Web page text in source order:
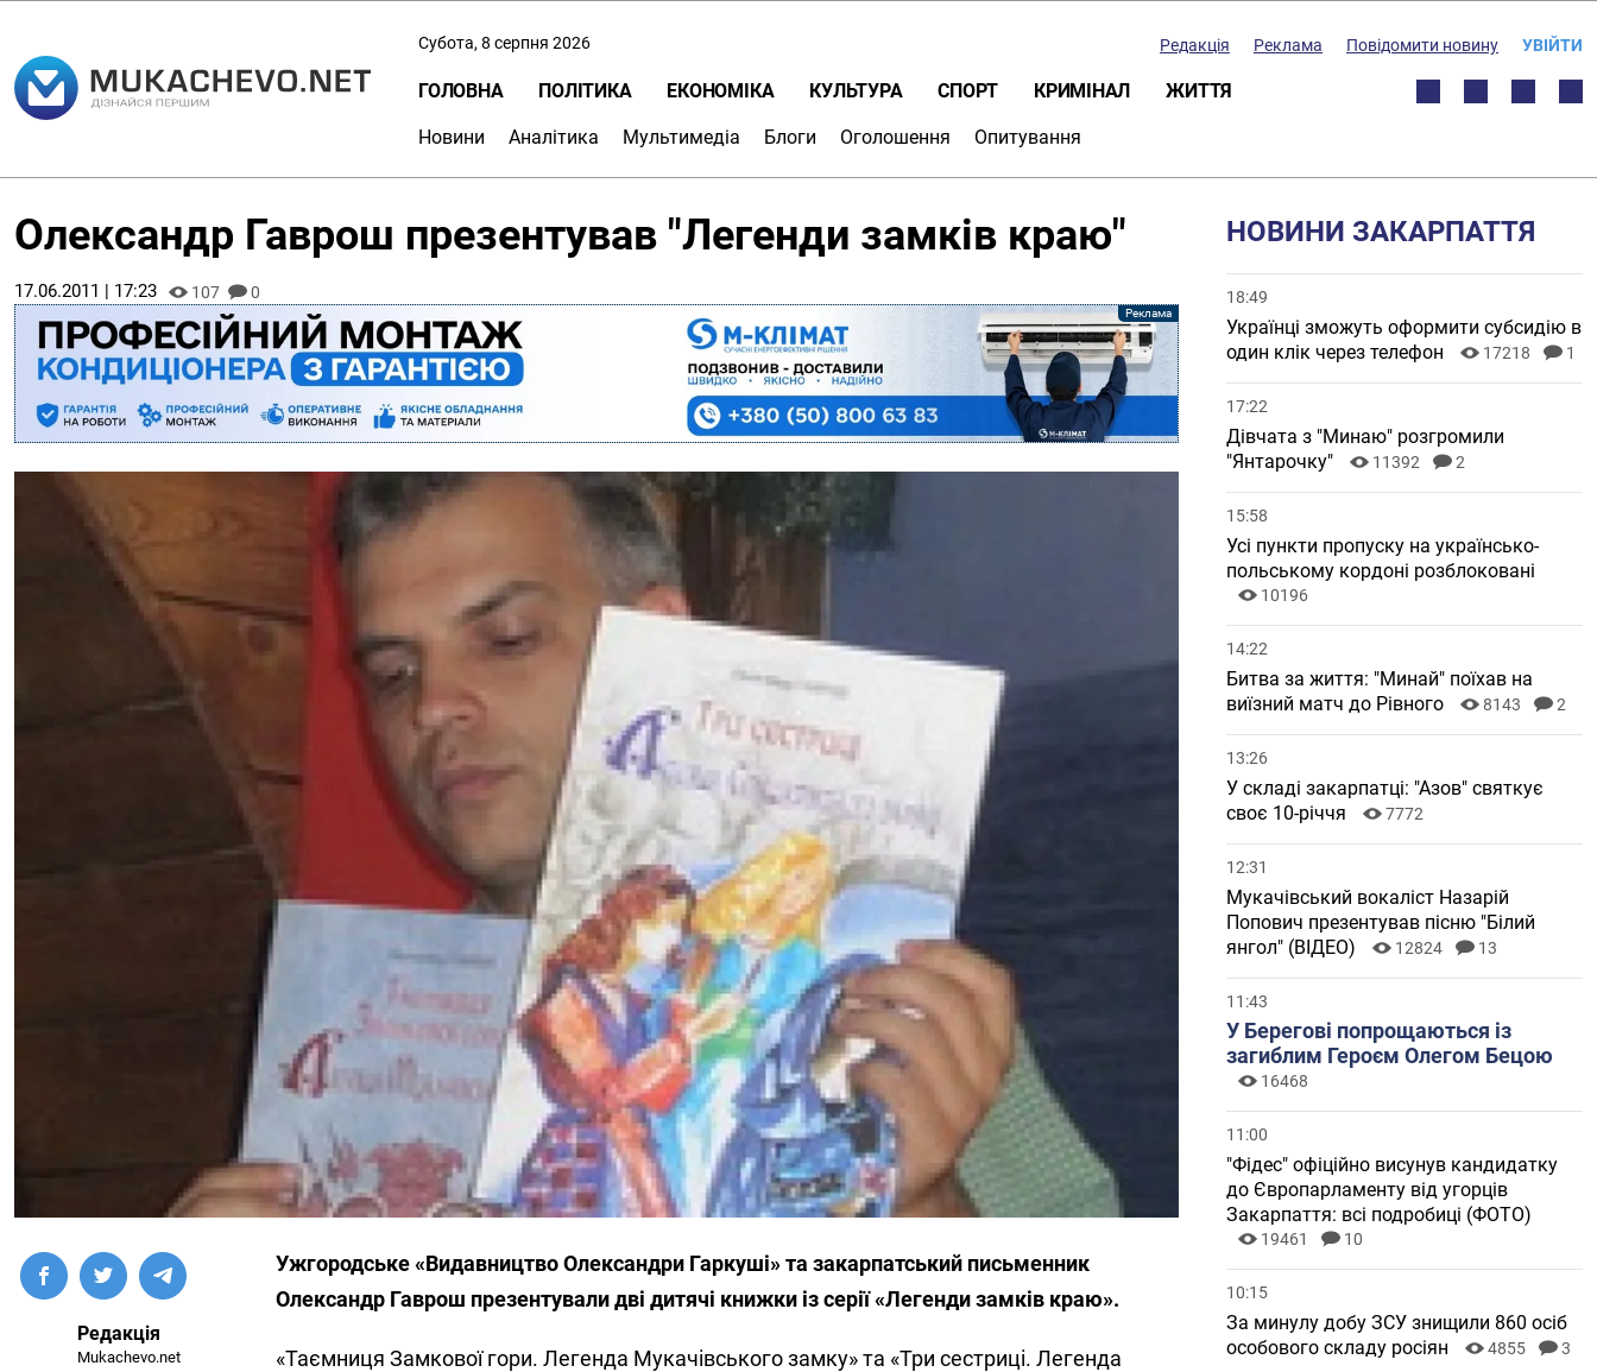
Субота, 8 серпня 2026 Редакція Реклама Повідомити новину УВІЙТИ
ГОЛОВНА ПОЛІТИКА ЕКОНОМІКА КУЛЬТУРА СПОРТ КРИМІНАЛ ЖИТТЯ
Новини Аналітика Мультимедіа Блоги Оголошення Опитування
Олександр Гаврош презентував "Легенди замків краю"
17.06.2011 | 17:23 107 0
Редакція
Mukachevo.net
Ужгородське «Видавництво Олександри Гаркуші» та закарпатський письменник
Олександр Гаврош презентували дві дитячі книжки із серії «Легенди замків краю».
«Таємниця Замкової гори. Легенда Мукачівського замку» та «Три сестриці. Легенда
НОВИНИ ЗАКАРПАТТЯ
18:49
Українці зможуть оформити субсидію в
один клік через телефон
17218 1
17:22
Дівчата з "Минаю" розгромили
"Янтарочку"
11392 2
15:58
Усі пункти пропуску на українсько-
польському кордоні розблоковані
10196
14:22
Битва за життя: "Минай" поїхав на
виїзний матч до Рівного
8143 2
13:26
У складі закарпатці: "Азов" святкує
своє 10-річчя
7772
12:31
Мукачівський вокаліст Назарій
Попович презентував пісню "Білий
янгол" (ВІДЕО)
12824 13
11:43
У Берегові попрощаються із
загиблим Героєм Олегом Бецою
16468
11:00
"Фідес" офіційно висунув кандидатку
до Європарламенту від угорців
Закарпаття: всі подробиці (ФОТО)
19461 10
10:15
За минулу добу ЗСУ знищили 860 осіб
особового складу росіян
4855 3